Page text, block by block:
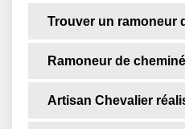
Trouver un ramoneur
Ramoneur de
Artisan Chevalier